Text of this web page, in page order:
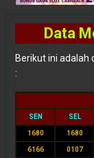
Data
Berikut ini adalah
:
SEN SEL
1680 1680
6166 0107